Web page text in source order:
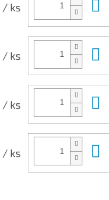
/ ks
/ ks
/ ks
/ ks